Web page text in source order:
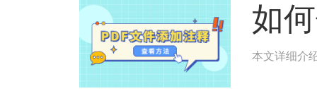
如
本文详细介